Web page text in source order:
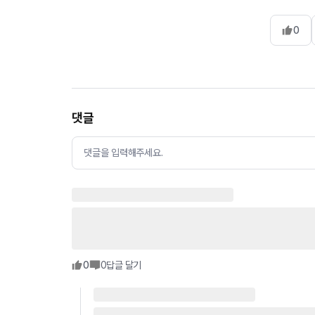
0
댓글
댓글을 입력해주세요.
0 0답글 달기